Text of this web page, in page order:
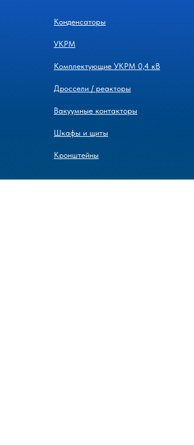
Конденсаторы
УКРМ
Комплектующие УКРМ 0,4 кВ
Кронштейны
Шкафы и щиты
Вакуумные контакторы
Дроссели / реакторы